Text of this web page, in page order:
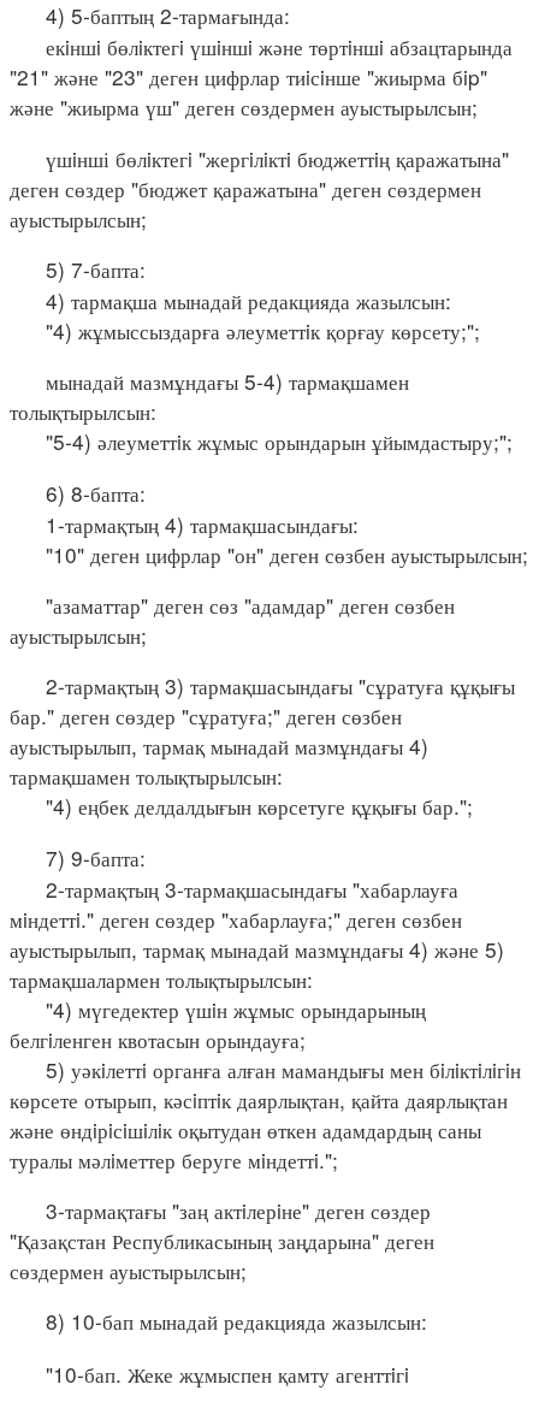
4) 5-баптың 2-тармағында:
екiншi бөлiктегi үшiншi және төртiншi абзацтарында
"21" және "23" деген цифрлар тиiсiнше "жиырма бip"
және "жиырма үш" деген сөздермен ауыстырылсын;
үшiнші бөлiктегi "жергiлiктi бюджеттiң қаражатына"
деген сөздер "бюджет қаражатына" деген сөздермен
ауыстырылсын;
5) 7-бапта:
4) тармақша мынадай редакцияда жазылсын:
"4) жұмыссыздарға әлеуметтiк қорғау көрсету;";
мынадай мазмұндағы 5-4) тармақшамен
толықтырылсын:
"5-4) әлеуметтiк жұмыс орындарын ұйымдастыру;";
6) 8-бапта:
1-тармақтың 4) тармақшасындағы:
"10" деген цифрлар "он" деген сөзбен ауыстырылсын;
"азаматтар" деген сөз "адамдар" деген сөзбен
ауыстырылсын;
2-тармақтың 3) тармақшасындағы "сұратуға құқығы
бар." деген сөздер "сұратуға;" деген сөзбен
ауыстырылып, тармақ мынадай мазмұндағы 4)
тармақшамен толықтырылсын:
"4) еңбек делдалдығын көрсетуге құқығы бар.";
7) 9-бапта:
2-тармақтың 3-тармақшасындағы "хабарлауға
мiндеттi." деген сөздер "хабарлауға;" деген сөзбен
ауыстырылып, тармақ мынадай мазмұндағы 4) және 5)
тармақшалармен толықтырылсын:
"4) мүгедектер үшiн жұмыс орындарының
белгiленген квотасын орындауға;
5) уәкiлеттi органға алған мамандығы мен бiлiктiлiгiн
көрсете отырып, кәсiптiк даярлықтан, қайта даярлықтан
және өндiрiсiшiлiк оқытудан өткен адамдардың саны
туралы мәлiметтер беруге мiндеттi.";
3-тармақтағы "заң актiлерiне" деген сөздер
"Қазақстан Республикасының заңдарына" деген
сөздермен ауыстырылсын;
8) 10-бап мынадай редакцияда жазылсын:
"10-бап. Жеке жұмыспен қамту агенттiгi